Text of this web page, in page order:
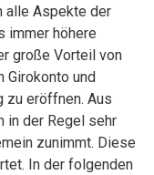
alle Aspekte der
immer höhere
große Vorteil von
Girokonto und
zu eröffnen. Aus
in der Regel sehr
zunimmt. Diese
In der folgenden